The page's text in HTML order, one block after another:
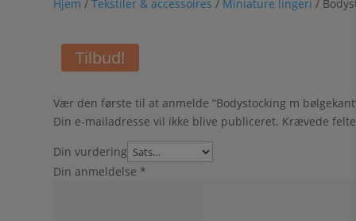
Hjem /Tekstiler & accessoires / Miniature lingeri /
Tilbud!
Vær den første til at anmelde “Bodystocking m
Din e-mailadresse vil ikke blive publiceret. Krævede
Din vurdering
Din anmeldelse *